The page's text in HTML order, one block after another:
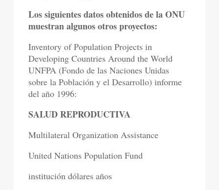
Los siguientes datos obtenidos de la ONU
muestran algunos otros proyectos:
Inventory of Population Projects in
Developing Countries Around the World
UNFPA (Fondo de las Naciones Unidas
sobre la Población y el Desarrollo) informe
del año 1996:
SALUD REPRODUCTIVA
Multilateral Organization Assistance
United Nations Population Fund
institución dólares años